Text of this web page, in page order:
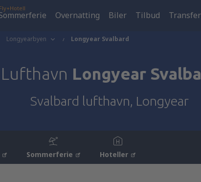
Overnatting Biler Tilbud
Longyearbyen Longyear Svalbard
Lufthavn Longyear
Svalbard lufthavn, Longyear
Sommerferie Hoteller